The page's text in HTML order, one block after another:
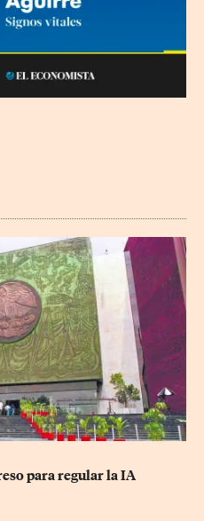
para regular la IA